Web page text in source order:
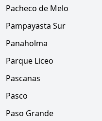
Pacheco de Melo
Pampayasta Sur
Panaholma
Parque Liceo
Pascanas
Pasco
Paso Grande